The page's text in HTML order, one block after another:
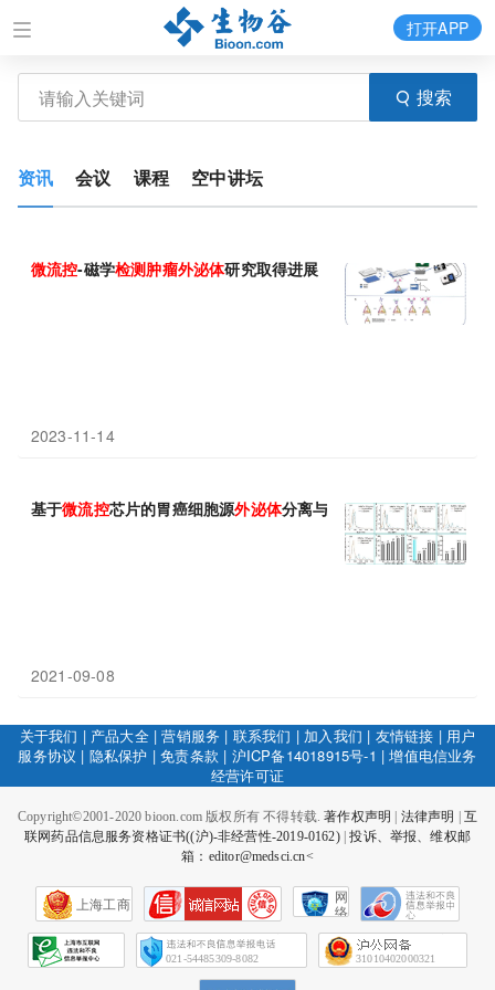
搜索
打开APP
资讯 会议 课程 空中讲坛
微流控-磁学检测肿瘤外泌体研究取得进展
2023-11-14
基于微流控芯片的胃癌细胞源外泌体分离与 检测技术取得重要研究
2021-09-08
关于我们 | 产品大全|营销服务 | 联系我们 | 加入我们 | 友情链接 | 用户
服务协议 | 隐私保护 |免责条款 | 沪ICP备14018915号-1 |增值电信业务
经营许可证
Copyright©2001-2020 bioon.com 版权所有 不得转载.著作权声明 法律声明
互
联网药品信息服务资格证书((沪)-非经营性-2019-0162)|投诉、举报、维权邮
箱：editor@medsci.cn<
上海工商
网
络
会
征
021-54485309-8082 31010402000321